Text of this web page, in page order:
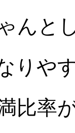
んと
りや
比率